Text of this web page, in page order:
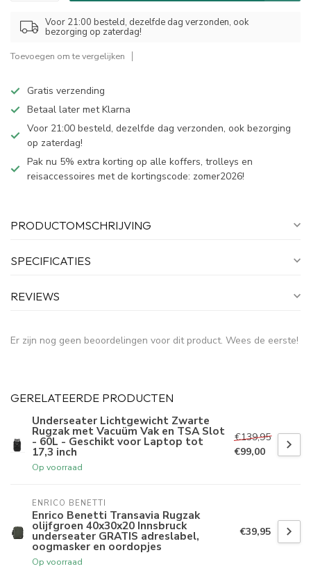
Voor 21:00 besteld, dezelfde dag verzonden, ook
bezorging op zaterdag!
Toevoegen om te vergelijken
Gratis verzending
Betaal later met Klarna
Voor 21:00 besteld, dezelfde dag verzonden, ook bezorging
op zaterdag!
Pak nu 5% extra korting op alle koffers, trolleys en
reisaccessoires met de kortingscode: zomer2026!
PRODUCTOMSCHRIJVING
SPECIFICATIES
REVIEWS
Er zijn nog geen beoordelingen voor dit product. Wees de eerste!
GERELATEERDE PRODUCTEN
Underseater Lichtgewicht Zwarte
Rugzak met Vacuüm Vak en TSA Slot
- 60L - Geschikt voor Laptop tot
17,3 inch
Op voorraad
€139,95
€99,00
ENRICO BENETTI
Enrico Benetti Transavia Rugzak
olijfgroen 40x30x20 Innsbruck
underseater GRATIS adreslabel,
oogmasker en oordopjes
Op voorraad
€39,95